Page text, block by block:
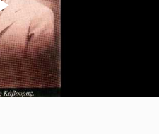
Play
Video